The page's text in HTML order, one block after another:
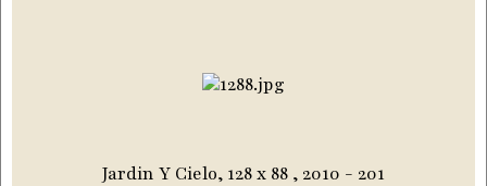
Jardin Y Cielo, 128 x 88 , 2010 - 201